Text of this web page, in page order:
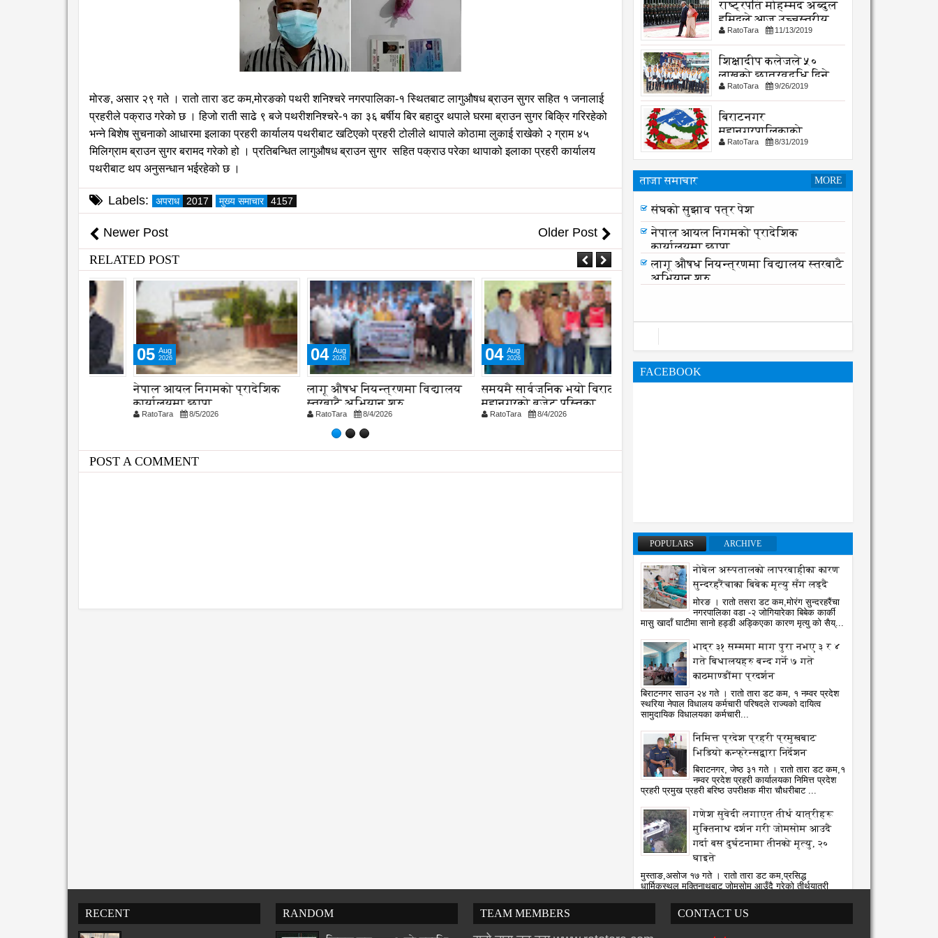
मोरङ, असार २९ गते । रातो तारा डट कम,मोरङको पथरी शनिश्चरे नगरपालिका-१ स्थितबाट लागुऔषध ब्राउन सुगर सहित १ जनालाई
प्रहरीले पक्राउ गरेको छ । हिजो राती साढे ९ बजे पथरीशनिश्चरे-१ का ३६ बर्षीय बिर बहादुर थपाले घरमा ब्राउन सुगर बिक्रि गरिरहेको
भन्ने बिशेष सुचनाको आधारमा इलाका प्रहरी कार्यालय पथरीबाट खटिएको प्रहरी टोलीले थापाले कोठामा लुकाई राखेको २ ग्राम ४५
मिलिग्राम ब्राउन सुगर बरामद गरेको हो । प्रतिबन्धित लागुऔषध ब्राउन सुगर सहित पक्राउ परेका थापाको इलाका प्रहरी कार्यालय
पथरीबाट थप अनुसन्धान भईरहेको छ ।
Labels: अपराध 2017 मुख्य समाचार 4157
Newer Post
Older Post
RELATED POST
05
नेपाल आयल निगमको प्रादेशिक
कार्यालयमा छापा
8/5/2026
04 Aug
2026
लागू औषध नियन्त्रणमा विद्यालय
स्तरबाटै अभियान शुरु
8/4/2026
04 Aug
2026
समयमै सार्वजनिक भयो विराटनगर
महानगरको बजेट पुस्तिका,
कार्यान्वयन प्रक्रिया पनि सुरु
8/4/2026
02 Aug 01 Aug
POST A COMMENT
राष्ट्रपति मोहम्मद अब्दुल
हमिदले आज उच्चस्तरीय
भेटवार्ता गर्नु हुदै,
RatoTara 11/13/2019
शिक्षादीप कलेजले ५०
लाखको छात्रवृद्धि दिने
घोषणा
RatoTara 9/26/2019
बिराटनगर
महानगरपालिकाको
सार्वजनिक -सुचना
RatoTara 8/31/2019
ताजा समाचार MORE
संघको सुझाव पत्र पेश
संघको सुझाव पत्र पेश
नेपाल आयल निगमको प्रादेशिक
कार्यालयमा छापा
लागू औषध नियन्त्रणमा विद्यालय स्तरबाटै
FACEBOOK
POPULARS ARCHIVE
नोबेल अस्पतालको लापरबाहीका कारण
सुन्दरहरैंचाका बिबेक मृत्यु सँग लड्दै
मोरङ । रातो तसरा डट कम,मोरंग सुन्दरहरैंचा
नगरपालिका वडा -२ जोगियारेका बिबेक कार्की
मासु खादाँ घाटीमा सानो हड्डी अड्किएका कारण मृत्यु को सैय्...
भाद्र ३१ सम्ममा माग पुरा नभए ३ र ४
गते बिधालयहरु बन्द गर्ने ७ गते
काठमाण्डौंमा प्रदर्शन
बिराटनगर साउन २४ गते । रातो तारा डट कम, १ नम्वर प्रदेश
स्थरिया नेपाल विधालय कर्मचारी परिषदले राज्यको दायित्व
सामुदायिक विधालयका कर्मचारी...
निमित्त प्रदेश प्रहरी प्रमुखबाट
भिडियो कन्फ्रेन्सद्वारा निर्देशन
बिराटनगर, जेष्ठ ३१ गते । रातो तारा डट कम,१
नम्वर प्रदेश प्रहरी कार्यालयका निमित्त प्रदेश
प्रहरी प्रमुख प्रहरी बरिष्ठ उपरीक्षक मीरा चौधरीबाट ...
गणेश सुवेदी लगाएत तीर्थ यात्रीहरू
मुक्तिनाथ दर्शन गरी जोमसोम आउदै
गर्दा बस दुर्घटनामा तीनको मृत्यु, २०
घाइते
मुस्ताङ,असोज १७ गते । रातो तारा डट कम,प्रसिद्ध
धार्मिकस्थल मुक्तिनाथबाट जोमसोम आउँदै गरेको तीर्थयात्री
RECENT RANDOM TEAM MEMBERS CONTACT US